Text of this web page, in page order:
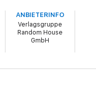
ANBIETERINFO
Verlagsgruppe
Random House
GmbH